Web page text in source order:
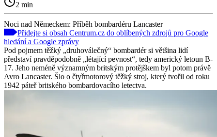
2 min
Noci nad Německem: Příběh bombardéru Lancaster
Přidejte si obsah Centrum.cz do oblíbených zdrojů pro Google
hledání a Google zprávy
Pod pojmem těžký „druhoválečný“ bombardér si většina lidí
představí pravděpodobně „létající pevnost“, tedy americký letoun B-
17. Jeho neméně významným britským protějškem byl potom právě
Avro Lancaster. Šlo o čtyřmotorový těžký stroj, který tvořil od roku
1942 páteř britského bombardovacího letectva.